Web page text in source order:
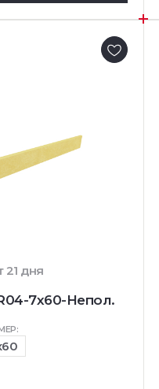
21 дня
7x60-Непол.